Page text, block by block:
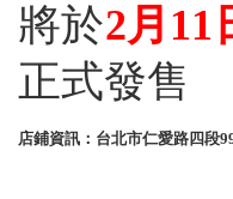
將於2月11
正式發售
店鋪資訊：台北市仁愛路四